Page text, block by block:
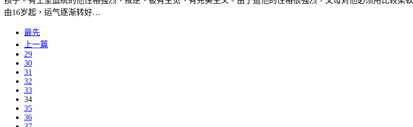
由16岁起，运气逐渐转好…
最先
上一篇
29
30
31
32
33
34
35
36